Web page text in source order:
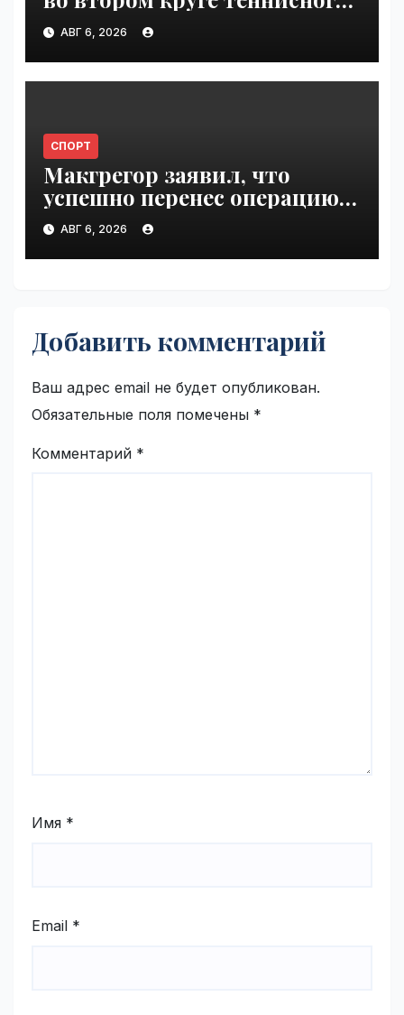
"Мастерса" в Монреале |
VseTime.ru
АВГ 6, 2026
СПОРТ
Макгрегор заявил, что
успешно перенес операцию
на ноге | VseTime.ru
АВГ 6, 2026
Добавить комментарий
Ваш адрес email не будет опубликован.
Обязательные поля помечены *
Комментарий *
Имя *
Email *